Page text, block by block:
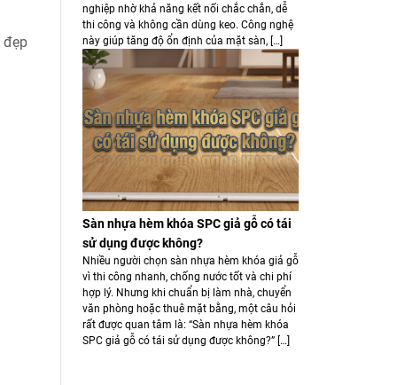
đẹp
nghiệp nhờ khả năng kết nối chắc chắn, dễ
thi công và không cần dùng keo. Công nghệ
này giúp tăng độ ổn định của mặt sàn, […]
Sàn nhựa hèm khóa SPC giả gỗ có tái
sử dụng được không?
Nhiều người chọn sàn nhựa hèm khóa giả gỗ
vì thi công nhanh, chống nước tốt và chi phí
hợp lý. Nhưng khi chuẩn bị làm nhà, chuyển
văn phòng hoặc thuê mặt bằng, một câu hỏi
rất được quan tâm là: “Sàn nhựa hèm khóa
SPC giả gỗ có tái sử dụng được không?” […]